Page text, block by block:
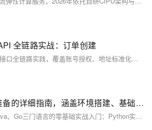
全链路实战：订单创建
本文详解1688官方交易接口全链路实践，覆盖账号授权、地址标准化、订单预校验、快速下单、多渠道支付、状态同步及异常容错，适用于分销ERP、跨境SaaS与企业集采系统开发，附生产级容错方案与高频踩坑总结。（239字）
Python/Java/Go 准备的详细指南，涵盖环境搭建、基础语法、实战项目
本教程涵盖Python、Java、Go三门语言的零基础实战入门：Python实现天气查询工具（含API调用），Java开发学生管理系统（控制台交互），Go构建RESTful用户API服务。每篇含环境搭建、工具配置、语法精讲与避坑指南，助你快速上手核心开发技能。（239字）